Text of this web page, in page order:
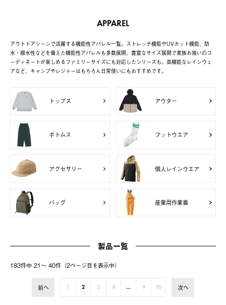
APPAREL
アウトドアシーンで活躍する機能性アパレル一覧。ストレッチ機能やUVカット機能、防
水・撥水性などを備えた機能性アパレルも多数展開。豊富なサイズ展開で家族お揃いのコ
ーディネートが楽しめるファミリーサイズにも対応したシリーズも。高機能なレインウェ
アなど、キャンプやレジャーはもちろん日常使いにもおすすめです。
トップス アウター
ボトムス フットウエア
アクセサリー 個人レインウエア
バッグ 産業用作業着
製品一覧
183件中 21〜 40件（2ページ⽬を表⽰中）
前へ 2 3 4 ... 9 10 次へ